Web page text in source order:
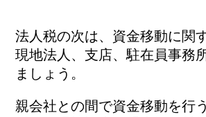
法人税の次は、資金移動に関
現地法人、支店、駐在員事務
ましょう。
親会社との間で資金移動を行